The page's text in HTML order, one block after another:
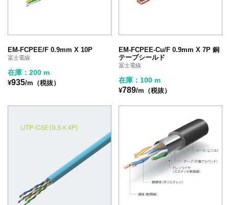
EM-FCPEE/F 0.9mm X 10P
冨士電線
在庫：200 m
¥935/m（税抜）
EM-FCPEE-Cu/F 0.9mm X 7P 銅
テープシールド
冨士電線
在庫：100 m
¥789/m（税抜）